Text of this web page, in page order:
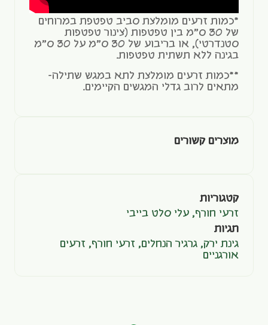
*כמות זרעים מומלצת סביב טפטפת במרוחים
של 30 ס"מ בין טפטפות (צינור טפטפות
סטנדרטי), או בריבוע של 30 ס"מ על 30 ס"מ
בגינה ללא תשתית טפטפות.
**כמות זרעים מומלצת לתא במגש שתילה-
מתאים לרוב גדלי המגשים הקיימים.
מוצרים קשורים
קטגוריות
זרעי חורף, עלי סלט בייבי
תגיות
גינת ירק, גרגיר הנחלים, זרעי חורף, זרעים
אורגניים